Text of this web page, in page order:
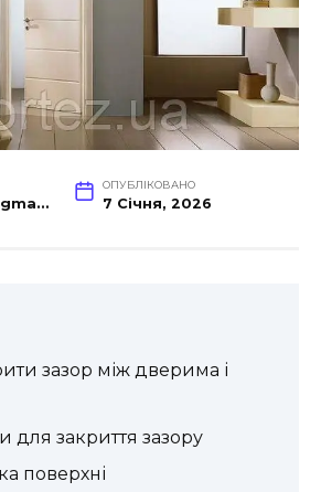
webseoupukr@gmail.com
ОПУБЛІКОВАНО
7 Січня, 2026
зазор між дверима і
для закриття зазору
поверхні